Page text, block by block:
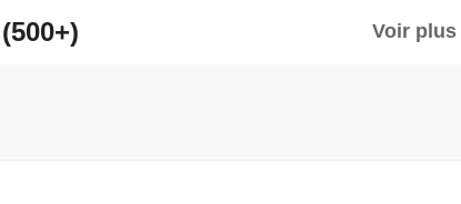
(500+) Voir plus